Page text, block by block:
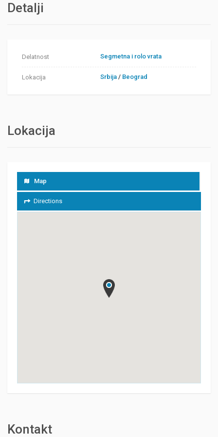
Detalji
Delatnost Segmetna i rolo vrata
Lokacija Srbija / Beograd
Lokacija
Map
Directions
Kontakt